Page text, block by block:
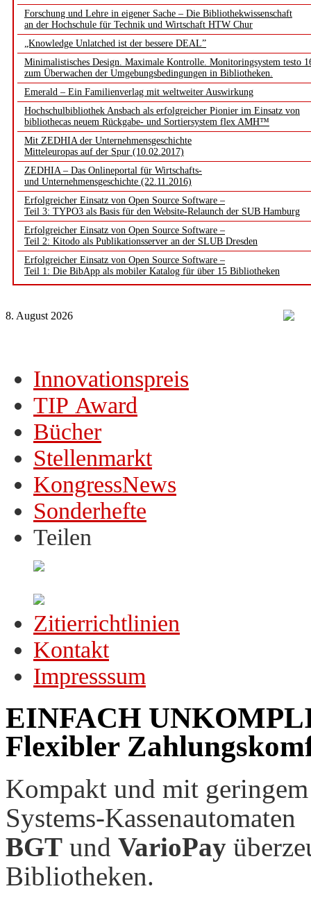
Forschung und Lehre in eigener Sache – Die Bibliothekwissenschaft
an der Hochschule für Technik und Wirtschaft HTW Chur
„Knowledge Unlatched ist der bessere DEAL”
Minimalistisches Design. Maximale Kontrolle. Monitoringsystem testo
zum Überwachen der Umgebungsbedingungen in Bibliotheken.
Emerald – Ein Familienverlag mit weltweiter Auswirkung
Hochschulbibliothek Ansbach als erfolgreicher Pionier im Einsatz von
bibliothecas neuem Rückgabe- und Sortiersystem flex AMH™
Mit ZEDHIA der Unternehmensgeschichte
Mitteleuropas auf der Spur (10.02.2017)
ZEDHIA – Das Onlineportal für Wirtschafts-
und Unternehmensgeschichte (22.11.2016)
Erfolgreicher Einsatz von Open Source Software –
Teil 3: TYPO3 als Basis für den Website-Relaunch der SUB Hamburg
Erfolgreicher Einsatz von Open Source Software –
Teil 2: Kitodo als Publikationsserver an der SLUB Dresden
Erfolgreicher Einsatz von Open Source Software –
Teil 1: Die BibApp als mobiler Katalog für über 15 Bibliotheken
8. August 2026
Innovationspreis
TIP Award
Bücher
Stellenmarkt
KongressNews
Sonderhefte
Teilen
Zitierrichtlinien
Kontakt
Impresssum
EINFACH
Flexibler
Kompakt und mit
Systems-Kassenautomaten
BGT und VarioPay
Bibliotheken.